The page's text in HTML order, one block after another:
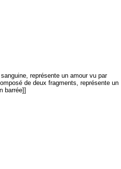
représente un amour vu par
de deux fragments, représente un
barrée]]